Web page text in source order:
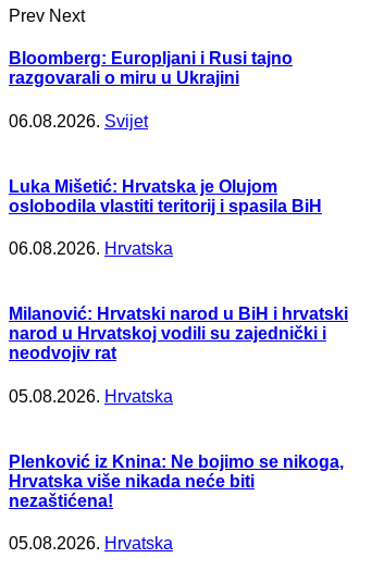
Prev Next
Bloomberg: Europljani i Rusi tajno
razgovarali o miru u Ukrajini
06.08.2026. Svijet
Luka Mišetić: Hrvatska je Olujom
oslobodila vlastiti teritorij i spasila BiH
06.08.2026. Hrvatska
Milanović: Hrvatski narod u BiH i hrvatski
narod u Hrvatskoj vodili su zajednički i
neodvojiv rat
05.08.2026. Hrvatska
Plenković iz Knina: Ne bojimo se nikoga,
Hrvatska više nikada neće biti
nezaštićena!
05.08.2026. Hrvatska